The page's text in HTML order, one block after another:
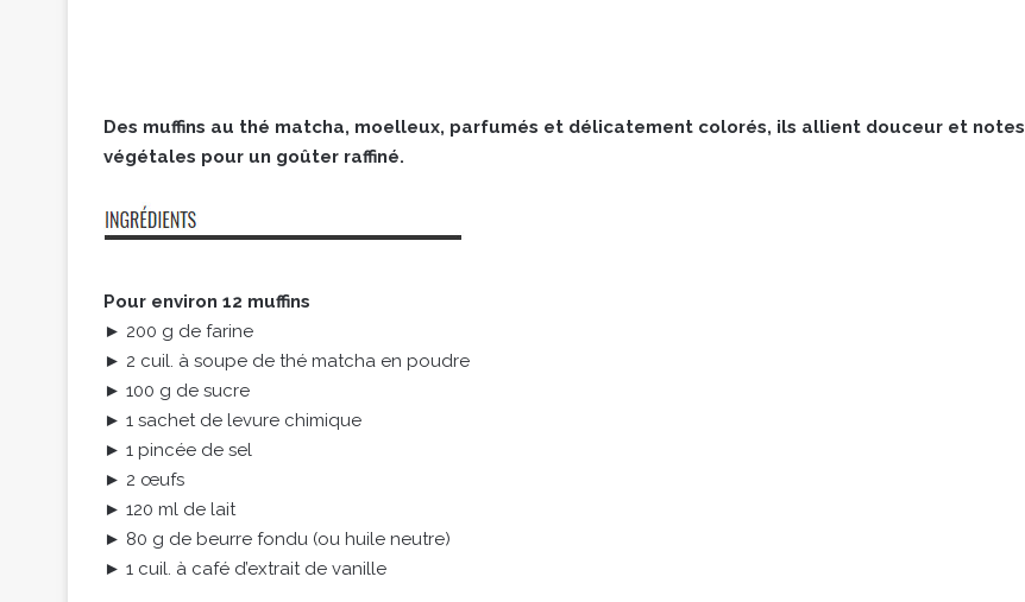
Des muffins au thé matcha, moelleux, parfumés et délicatement colorés, ils allient douceur et notes
végétales pour un goûter raffiné.
Pour environ 12 muffins
► 200 g de farine
► 2 cuil. à soupe de thé matcha en poudre
► 100 g de sucre
► 1 sachet de levure chimique
► 1 pincée de sel
► 2 œufs
► 120 ml de lait
► 80 g de beurre fondu (ou huile neutre)
► 1 cuil. à café d’extrait de vanille